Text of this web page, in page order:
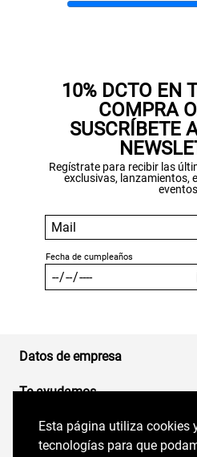
Esta página utiliza cookies
tecnologías para que
Esta página utiliza cookies
tecnologías para que
10% DCTO EN
COMPRA
SUSCRÍBETE
Regístrate para recibir las
exclusivas, lanzamientos,
Datos de empresa
Te ayudamos
Medios de pago